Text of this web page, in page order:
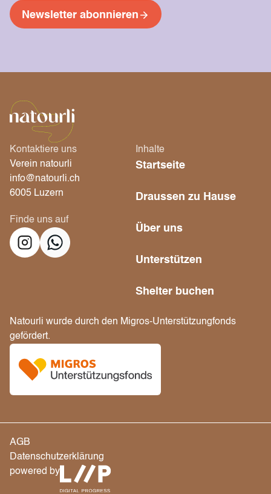
Newsletter abonnieren
Kontaktiere uns
Verein natourli
info@natourli.ch
6005 Luzern
Finde uns auf
Inhalte
Startseite
Draussen zu Hause
Über uns
Unterstützen
Shelter buchen
Natourli wurde durch den Migros-Unterstützungfonds
gefördert.
AGB
Datenschutzerklärung
powered by